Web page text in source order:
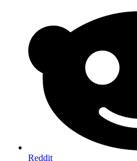
Reddit